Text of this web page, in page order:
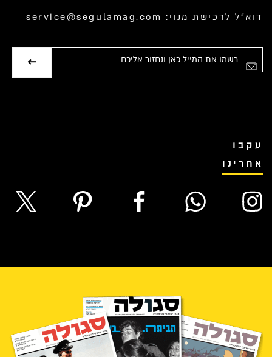
דוא”ל לרכישת מנוי: service@segulamag.com
עקבו
אחרינו